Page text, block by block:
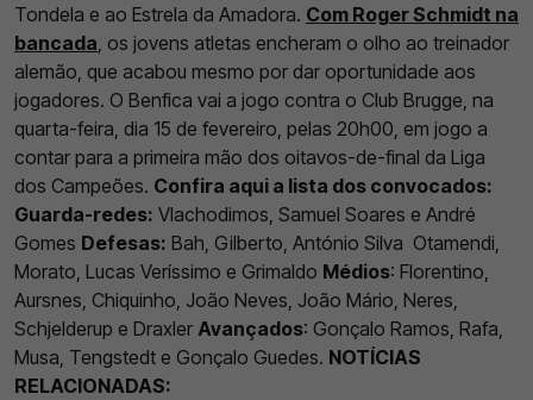
Tondela e ao Estrela da Amadora. Com Roger Schmidt na
bancada, os jovens atletas encheram o olho ao treinador
alemão, que acabou mesmo por dar oportunidade aos
jogadores. O Benfica vai a jogo contra o Club Brugge, na
quarta-feira, dia 15 de fevereiro, pelas 20h00, em jogo a
contar para a primeira mão dos oitavos-de-final da Liga
dos Campeões. Confira aqui a lista dos convocados:
Guarda-redes: Vlachodimos, Samuel Soares e André
Gomes Defesas: Bah, Gilberto, António Silva Otamendi,
Morato, Lucas Veríssimo e Grimaldo Médios: Florentino,
Aursnes, Chiquinho, João Neves, João Mário, Neres,
Schjelderup e Draxler Avançados: Gonçalo Ramos, Rafa,
Musa, Tengstedt e Gonçalo Guedes. NOTÍCIAS
RELACIONADAS: